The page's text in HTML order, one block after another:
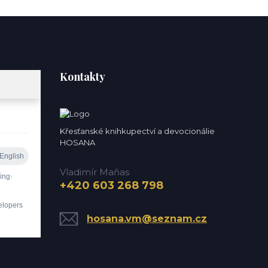
Kontakty
Křesťanské knihkupectví a devocionálie
HOSANA
Vladimír Maňas
+420 603 268 798
hosana.vm@seznam.cz